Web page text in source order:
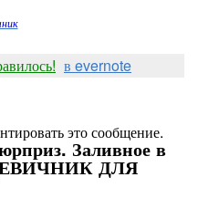
в evernote
это сообщение.
Заливное в
ДЕВИЧНИК ДЛЯ